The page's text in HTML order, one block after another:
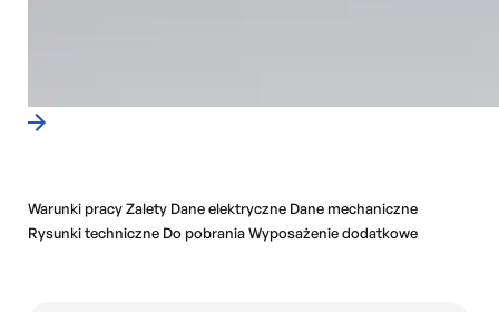
Warunki pracyZalety Dane elektryczne Dane mechaniczne
Rysunki techniczne Do pobraniaWyposażenie dodatkowe